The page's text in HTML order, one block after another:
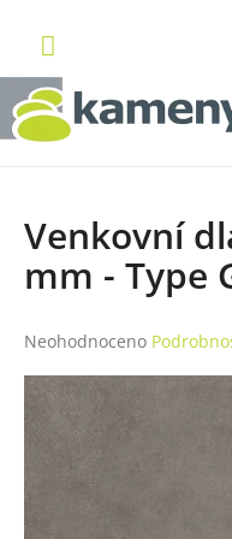
obsah
Venkovní
mm - Type
Průměrné
produktu
je
0,0
hvězdiček.
Neohodnoceno